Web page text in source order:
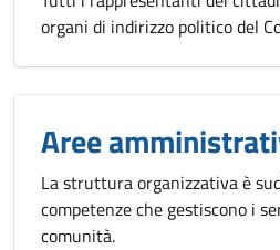
organi di indirizzo politico del
Aree
La struttura organizzativa è
competenze che gestiscono i
comunità.